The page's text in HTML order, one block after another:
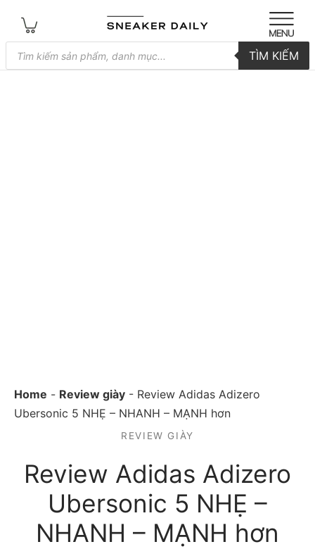
Tìm
kiếm
sản
TÌM KIẾM
Home - Review giày - Review Adidas Adizero
Ubersonic 5 NHẸ – NHANH – MẠNH hơn
REVIEW GIÀY
Review Adidas Adizero
Ubersonic 5 NHẸ –
NHANH – MẠNH hơn